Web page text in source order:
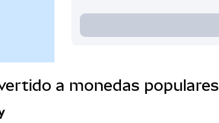
a monedas populares